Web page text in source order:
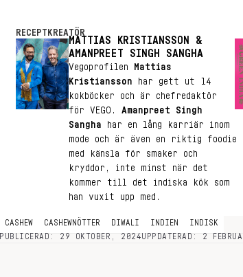
RECEPTKREATÖR
MATTIAS KRISTIANSSON &
AMANPREET SINGH SANGHA
Vegoprofilen
Mattias
Kristiansson har gett ut 14
kokböcker och är chefredaktör
för VEGO. Amanpreet Singh
Sangha har en lång karriär inom
mode och är även en riktig foodie
med känsla för smaker och
kryddor, inte minst när det
kommer till det indiska kök som
han vuxit upp med.
CASHEW CASHEWNÖTTER DIWALI INDIEN
INDISK
PUBLICERAD: 29 OKTOBER, 2024UPPDATERAD: 2